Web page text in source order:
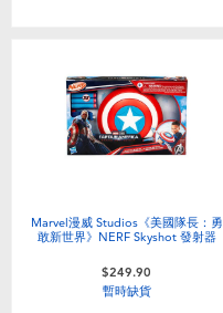
Marvel漫威 Studios《美國隊長：勇
敢新世界》NERF Skyshot 發射器
$249.90
暫時缺貨